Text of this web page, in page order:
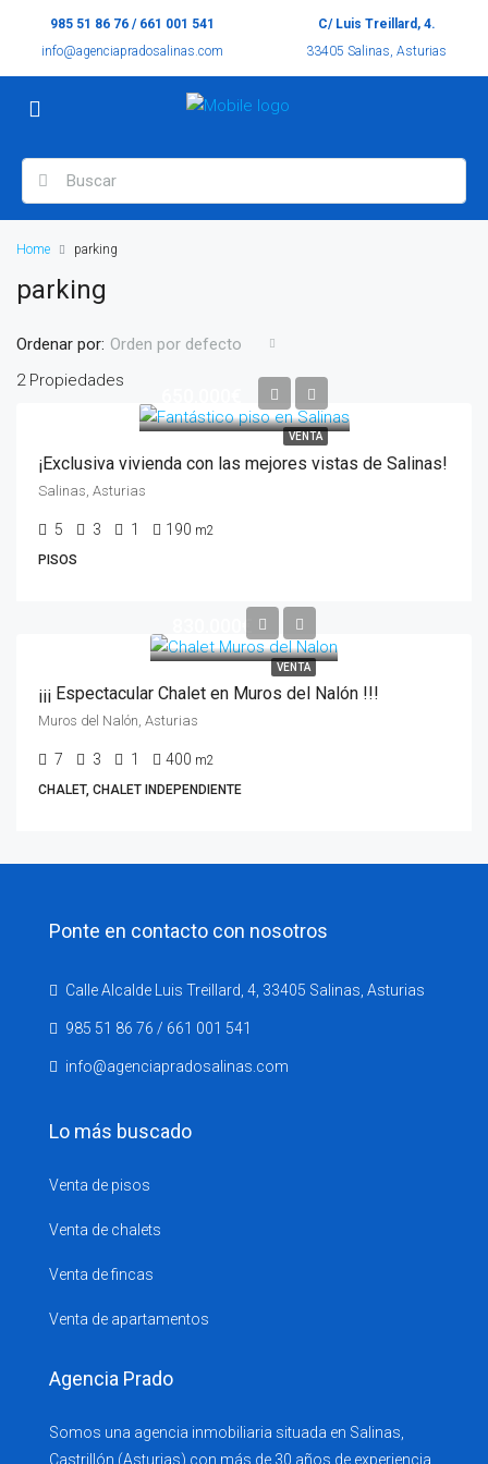
985 51 86 76 / 661 001 541
info@agenciapradosalinas.com
C/ Luis Treillard, 4.
33405 Salinas, Asturias
Home parking
parking
2 Propiedades
Ordenar por: Orden por defecto
VENTA
¡Exclusiva vivienda con las mejores vistas de Salinas!
Salinas, Asturias
5 3 1 190 m2
PISOS
VENTA
¡¡¡ Espectacular Chalet en Muros del Nalón !!!
Muros del Nalón, Asturias
7 3 1 400 m2
CHALET, CHALET INDEPENDIENTE
Ponte en contacto con nosotros
Calle Alcalde Luis Treillard, 4, 33405 Salinas, Asturias
985 51 86 76 / 661 001 541
info@agenciapradosalinas.com
Lo más buscado
Venta de pisos
Venta de chalets
Venta de fincas
Venta de apartamentos
Agencia Prado
Somos una agencia inmobiliaria situada en Salinas,
Castrillón (Asturias) con más de 30 años de experiencia